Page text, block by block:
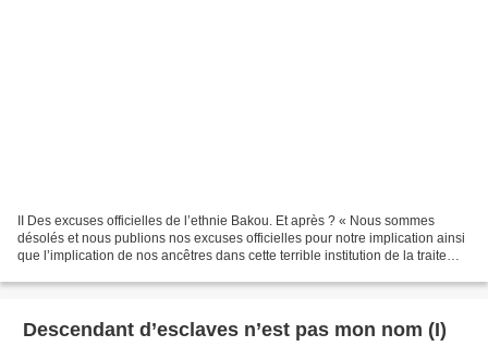
II Des excuses officielles de l’ethnie Bakou. Et après ? « Nous sommes
désolés et nous publions nos excuses officielles pour notre implication ainsi
que l’implication de nos ancêtres dans cette terrible institution de la traite
Descendant d’esclaves n’est pas mon nom (I)